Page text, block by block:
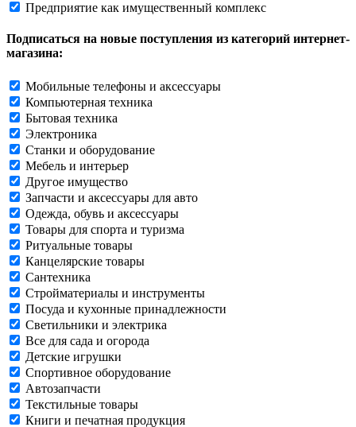
Предприятие как имущественный комплекс
Подписаться на новые поступления из категорий интернет-
магазина:
Мобильные телефоны и аксессуары
Компьютерная техника
Бытовая техника
Электроника
Станки и оборудование
Мебель и интерьер
Другое имущество
Запчасти и аксессуары для авто
Одежда, обувь и аксессуары
Товары для спорта и туризма
Ритуальные товары
Канцелярские товары
Сантехника
Стройматериалы и инструменты
Посуда и кухонные принадлежности
Светильники и электрика
Все для сада и огорода
Детские игрушки
Спортивное оборудование
Автозапчасти
Текстильные товары
Книги и печатная продукция